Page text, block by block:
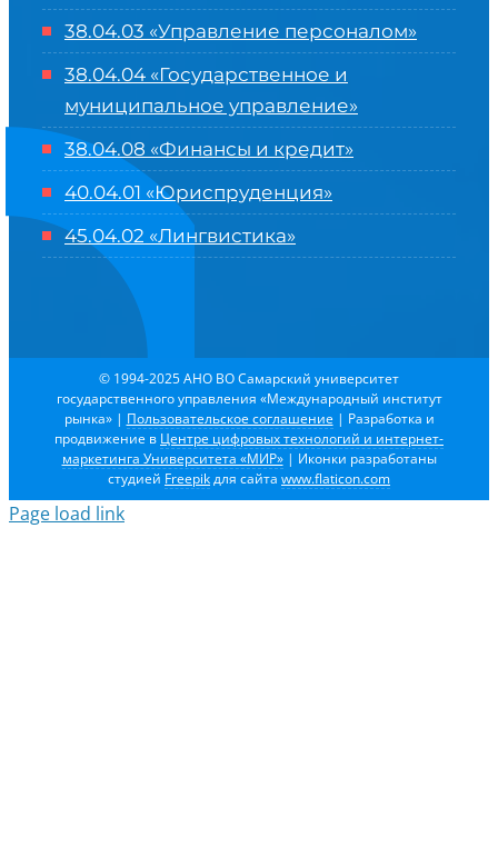
38.04.03 «Управление персоналом»
38.04.04 «Государственное и
муниципальное управление»
38.04.08 «Финансы и кредит»
40.04.01 «Юриспруденция»
45.04.02 «Лингвистика»
© 1994-2025 АНО ВО Самарский университет
государственного управления «Международный институт
рынка» | Пользовательское соглашение | Разработка и
продвижение в Центре цифровых технологий и интернет-
маркетинга Университета «МИР»| Иконки разработаны
студией Freepikдля сайта www.flaticon.com
Page load link